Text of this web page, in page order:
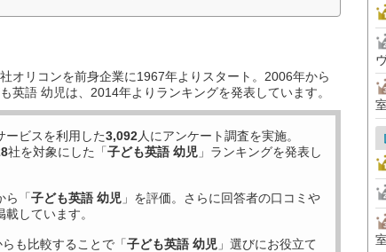
オリコンを前身企業に1967年よりスタート。2006年から
英語 幼児は、2014年よりランキングを発表しています。
ービスを利用した3,092人にアンケート調査を実施。
社を対象にした「子ども英語 幼児 」ランキングを発表し
ら「子ども英語 幼児 」を評価。さらに回答者の口コミや
しています。
も比較することで「子ども英語 幼児 」選びにお役立て